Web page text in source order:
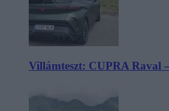
Villámteszt: CUPRA Raval